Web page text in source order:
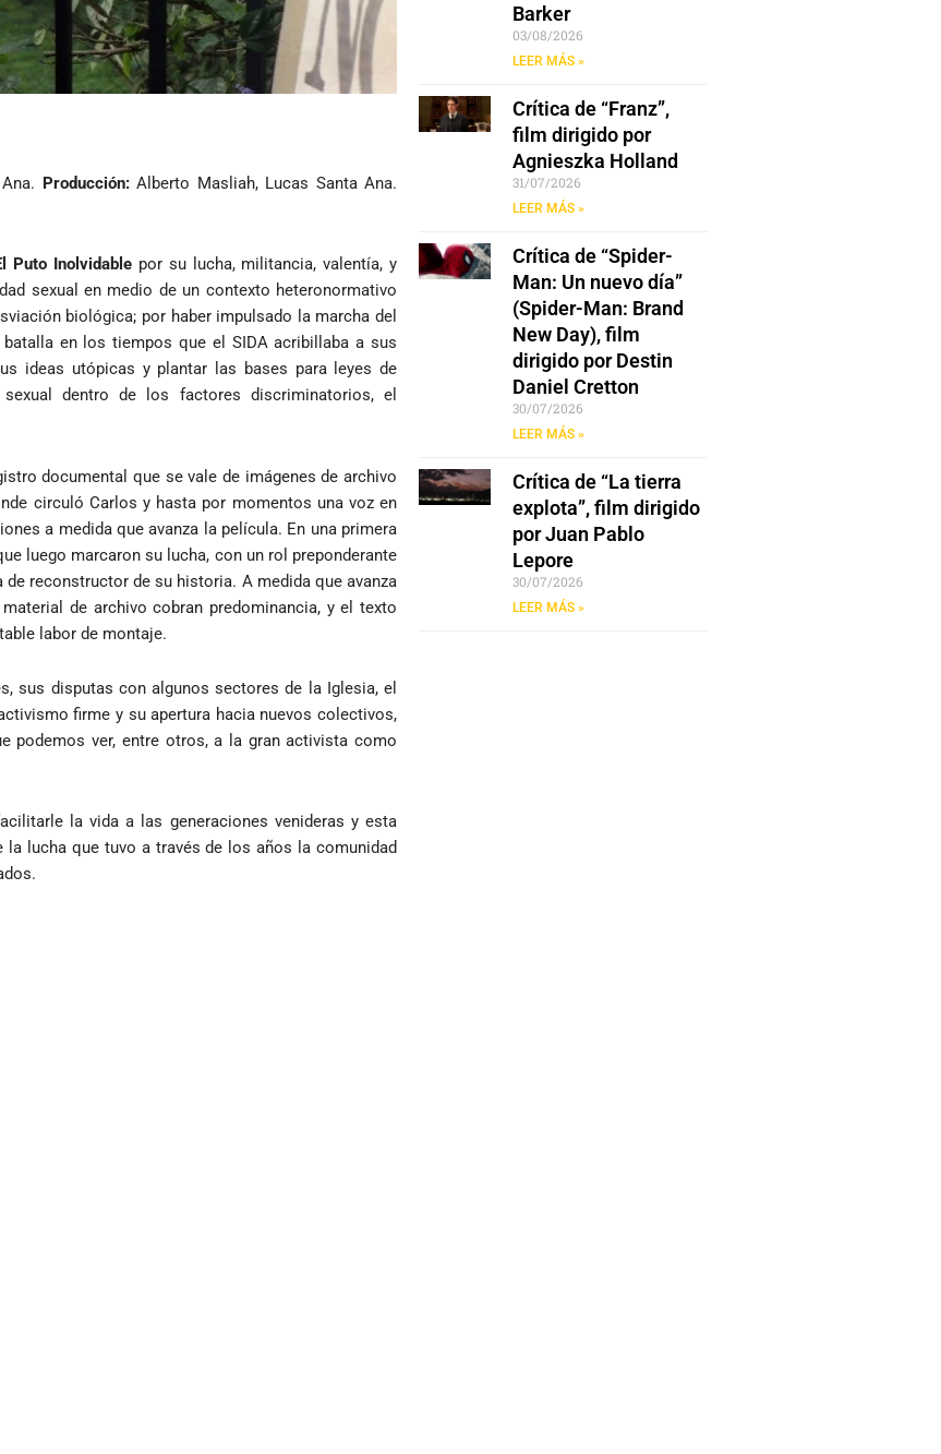
Producción:Alberto Masliah, Lucas Santa Ana.
Puto Inolvidable por su lucha, militancia, valentía, y
sexual en medio de un contexto heteronormativo
biológica; por haber impulsado la marcha del
en los tiempos que el SIDA acribillaba a sus
ideas utópicas y plantar las bases para leyes de
dentro de los factores discriminatorios, el
documental que se vale de imágenes de archivo
circuló Carlos y hasta por momentos una voz en
a medida que avanza la película. En una primera
luego marcaron su lucha, con un rol preponderante
reconstructor de su historia. A medida que avanza
de archivo cobran predominancia, y el texto
labor de montaje.
sus disputas con algunos sectores de la Iglesia, el
firme y su apertura hacia nuevos colectivos,
podemos ver, entre otros, a la gran activista como
la vida a las generaciones venideras y esta
lucha que tuvo a través de los años la comunidad
Barker
03/08/2026
LEER MÁS »
Crítica de “Franz”,
film dirigido por
Agnieszka Holland
31/07/2026
LEER MÁS »
Crítica de “Spider-
Man: Un nuevo día”
(Spider-Man: Brand
New Day), film
dirigido por Destin
Daniel Cretton
30/07/2026
LEER MÁS »
Crítica de “La tierra
explota”, film dirigido
por Juan Pablo
Lepore
30/07/2026
LEER MÁS »